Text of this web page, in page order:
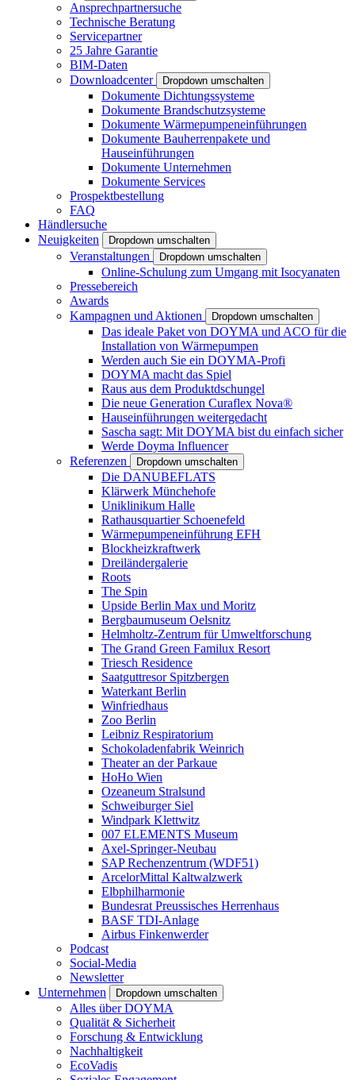
Ansprechpartnersuche
Technische Beratung
Servicepartner
25 Jahre Garantie
BIM-Daten
Downloadcenter
Dropdown umschalten
Dokumente Dichtungssysteme
Dokumente Brandschutzsysteme
Dokumente Wärmepumpeneinführungen
Dokumente Bauherrenpakete und
Hauseinführungen
Dokumente Unternehmen
Dokumente Services
Prospektbestellung
FAQ
Händlersuche
Neuigkeiten
Dropdown umschalten
Veranstaltungen Dropdown umschalten
Online-Schulung zum Umgang mit Isocyanaten
Pressebereich
Awards
Kampagnen und Aktionen
Dropdown umschalten
Das ideale Paket von DOYMA und ACO für die
Installation von Wärmepumpen
Werden auch Sie ein DOYMA-Profi
DOYMA macht das Spiel
Raus aus dem Produktdschungel
Die neue Generation Curaflex Nova®
Hauseinführungen weitergedacht
Sascha sagt: Mit DOYMA bist du einfach sicher
Werde Doyma Influencer
Referenzen
Dropdown umschalten
Die DANUBEFLATS
Klärwerk Münchehofe
Uniklinikum Halle
Rathausquartier Schoenefeld
Wärmepumpeneinführung EFH
Blockheizkraftwerk
Dreiländergalerie
Roots
The Spin
Upside Berlin Max und Moritz
Bergbaumuseum Oelsnitz
Helmholtz-Zentrum für Umweltforschung
The Grand Green Familux Resort
Triesch Residence
Saatguttresor Spitzbergen
Waterkant Berlin
Winfriedhaus
Zoo Berlin
Leibniz Respiratorium
Schokoladenfabrik Weinrich
Theater an der Parkaue
HoHo Wien
Ozeaneum Stralsund
Schweiburger Siel
Windpark Klettwitz
007 ELEMENTS Museum
Axel-Springer-Neubau
SAP Rechenzentrum (WDF51)
ArcelorMittal Kaltwalzwerk
Elbphilharmonie
Bundesrat Preussisches Herrenhaus
BASF TDI-Anlage
Airbus Finkenwerder
Podcast
Social-Media
Newsletter
Unternehmen
Dropdown umschalten
Alles über DOYMA
Qualität & Sicherheit
Forschung & Entwicklung
Nachhaltigkeit
EcoVadis